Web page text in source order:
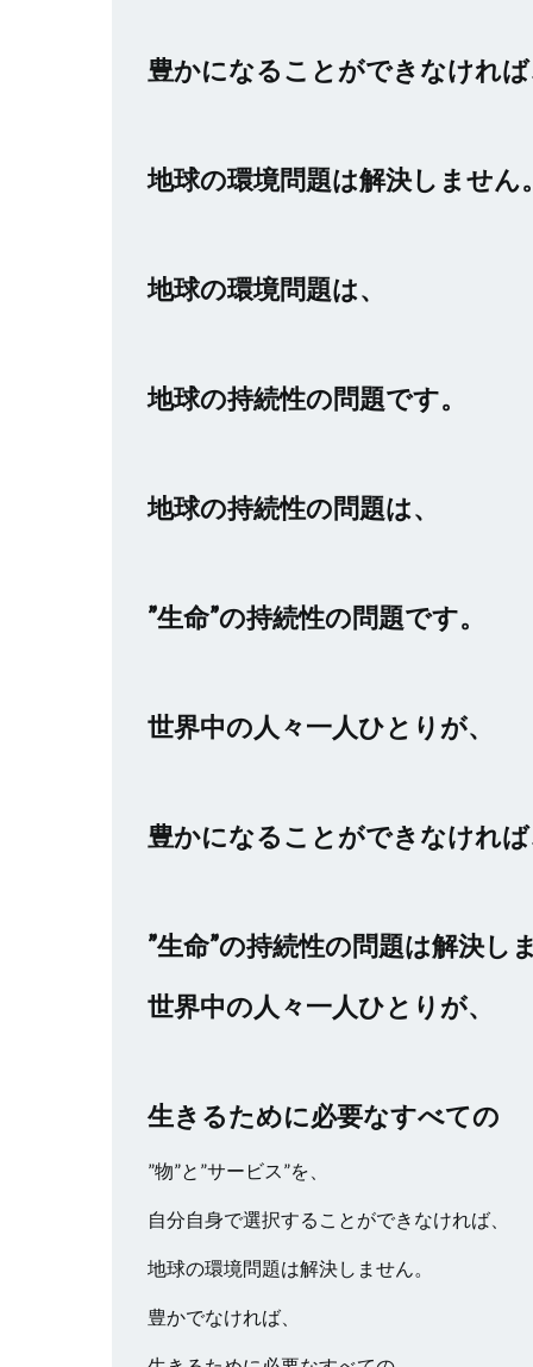
豊かになることができなければ
地球の環境問題は解決しません。
地球の環境問題は、
地球の持続性の問題です。
地球の持続性の問題は、
”生命”の持続性の問題です。
世界中の人々一人ひとりが、
豊かになることができなければ
”生命”の持続性の問題は解決し
世界中の人々一人ひとりが、
生きるために必要なすべての
”物”と”サービス”を、
自分自身で選択することができなければ、
地球の環境問題は解決しません。
豊かでなければ、